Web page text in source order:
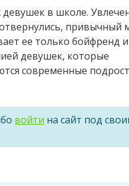
в школе.
привычный
ее только бойфренд и
девушек, которые
современные
войти на сайт под